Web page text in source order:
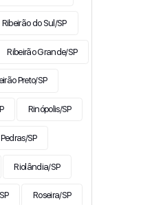
Ribeirão do Sul/SP
Ribeirão Grande/SP
Preto/SP
Rinópolis/SP
SP
Riolândia/SP
Roseira/SP